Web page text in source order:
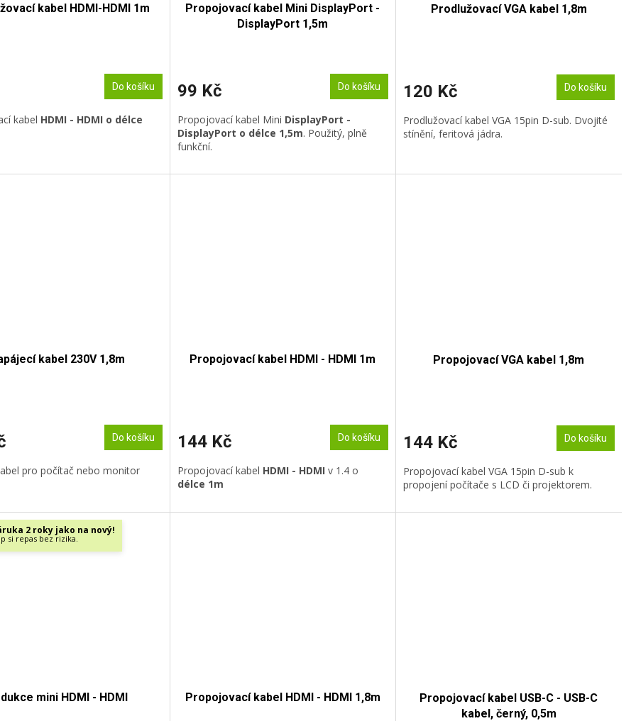
kabel HDMI-HDMI 1m
Do košíku
kabel HDMI - HDMI o délce
Propojovací kabel Mini DisplayPort -
DisplayPort 1,5m
99 Kč Do košíku
Propojovací kabel Mini DisplayPort -
DisplayPort o délce 1,5m. Použitý, plně
funkční.
Prodlužovací VGA kabel 1,8m
120 Kč Do košíku
Prodlužovací kabel VGA 15pin D-sub. Dvojité
stínění, feritová jádra.
kabel 230V 1,8m
Do košíku
pro počítač nebo monitor
Propojovací kabel HDMI - HDMI 1m
144 Kč Do košíku
Propojovací kabel HDMI - HDMI v 1.4 o
délce 1m
Propojovací VGA kabel 1,8m
144 Kč Do košíku
Propojovací kabel VGA 15pin D-sub k
propojení počítače s LCD či projektorem.
2 roky jako na nový!
si repas bez rizika.
mini HDMI - HDMI Propojovací kabel HDMI - HDMI 1,8m
Propojovací kabel USB-C - USB-C
kabel, černý, 0,5m